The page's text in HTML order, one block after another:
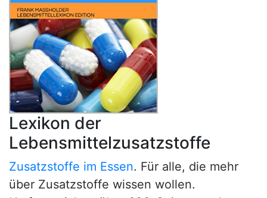
Lexikon der
Lebensmittelzusatzstoffe
Zusatzstoffe im Essen. Für alle, die mehr
über Zusatzstoffe wissen wollen.